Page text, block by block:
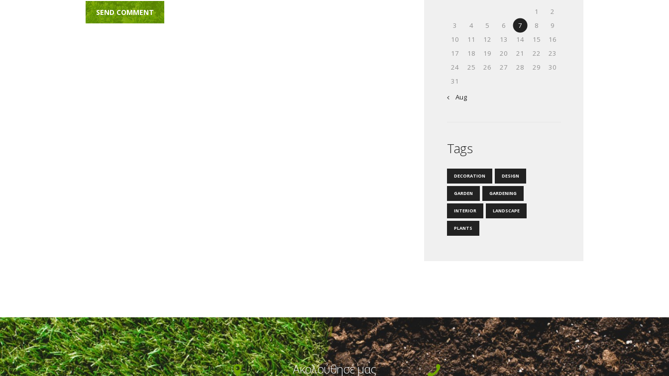
1
2
3
4 5 6 7 8
9
10
11 12 13 14 15
16
17
18 19 20 21 22
23
24
25 26 27 28 29
30
31
« Aug
Tags
DECORATION DESIGN
GARDEN GARDENING
INTERIOR LANDSCAPE
PLANTS
Ακολούθησέ μας